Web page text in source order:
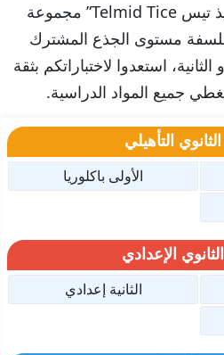
تجدون هنا في موقعنا “تلميذ تيس Telmid Tice” مجموعة
مستوى الجذع المشترك
استعدوا لاختباراتكم بثقة
جميع المواد الدراسية.
التأهيلي
الأولى باكلوريا
الإعدادي
الثانية إعدادي